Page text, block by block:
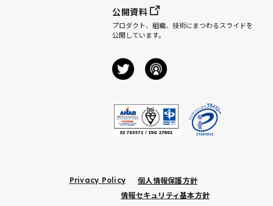
公開資料
プロダクト、組織、技術にまつわるスライドを
公開しています。
Privacy Policy
個人情報保護方針
情報セキュリティ基本方針